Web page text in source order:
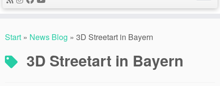
Start » News Blog » 3D Streetart in Bayern
3D Streetart in Bayern